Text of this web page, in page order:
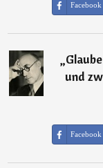
Facebook
„
und
Facebook